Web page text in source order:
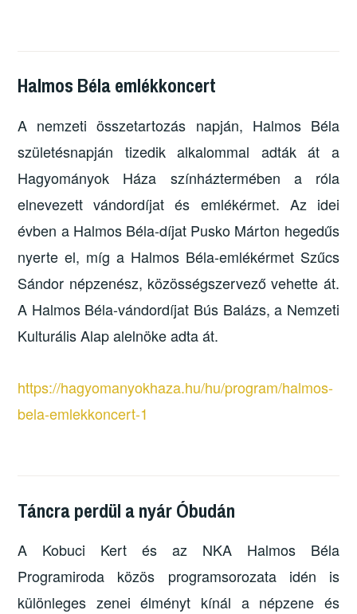
Halmos Béla emlékkoncert
A nemzeti összetartozás napján, Halmos Béla
születésnapján tizedik alkalommal adták át a
Hagyományok Háza színháztermében a róla
elnevezett vándordíjat és emlékérmet. Az idei
évben a Halmos Béla-díjat Pusko Márton hegedűs
nyerte el, míg a Halmos Béla-emlékérmet Szűcs
Sándor népzenész, közösségszervező vehette át.
A Halmos Béla-vándordíjat Bús Balázs, a Nemzeti
Kulturális Alap alelnöke adta át.
https://hagyomanyokhaza.hu/hu/program/halmos-
bela-emlekkoncert-1
Táncra perdül a nyár Óbudán
A Kobuci Kert és az NKA Halmos Béla
Programiroda közös programsorozata idén is
különleges zenei élményt kínál a népzene és